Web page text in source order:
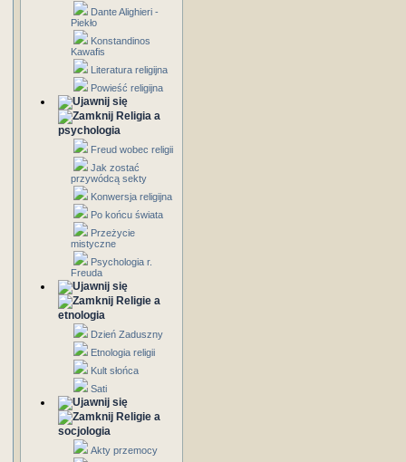
Dante Alighieri -
Piekło
Konstandinos
Kawafis
Literatura religijna
Powieść religijna
Religia a
psychologia
Freud wobec religii
Jak zostać
przywódcą sekty
Konwersja religijna
Po końcu świata
Przeżycie
mistyczne
Psychologia r.
Freuda
Religie a
etnologia
Dzień Zaduszny
Etnologia religii
Kult słońca
Sati
Religie a
socjologia
Akty przemocy